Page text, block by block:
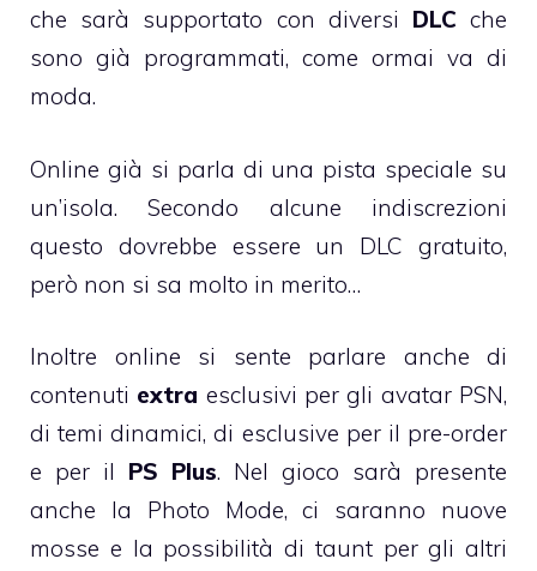
che sarà supportato con diversi DLC che
sono già programmati, come ormai va di
moda.
Online già si parla di una pista speciale su
un’isola. Secondo alcune indiscrezioni
questo dovrebbe essere un DLC gratuito,
però non si sa molto in merito…
Inoltre online si sente parlare anche di
contenuti extra esclusivi per gli avatar PSN,
di temi dinamici, di esclusive per il pre-order
e per il PS Plus. Nel gioco sarà presente
anche la Photo Mode, ci saranno nuove
mosse e la possibilità di taunt per gli altri